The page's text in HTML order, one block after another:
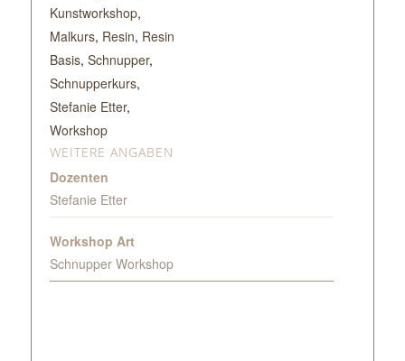
Kunstworkshop,
Malkurs, Resin, Resin
Basis, Schnupper,
Schnupperkurs,
Stefanie Etter,
Workshop
WEITERE ANGABEN
Dozenten
Stefanie Etter
Workshop Art
Schnupper Workshop